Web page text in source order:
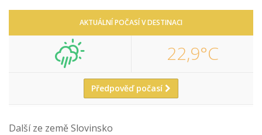
AKTUÁLNÍ POČASÍ V DESTINACI
22,9°C
Předpověď počasí
Další ze země Slovinsko